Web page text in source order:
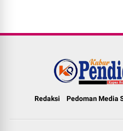
Redaksi Pedoman Media